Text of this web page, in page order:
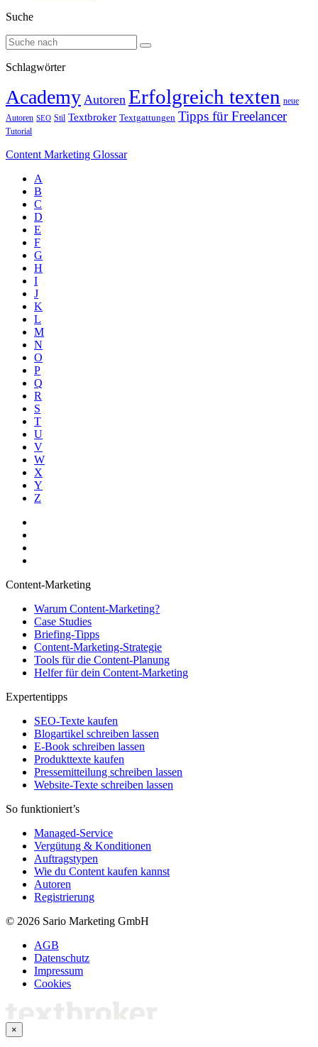
Suche
Schlagwörter
Academy Autoren Erfolgreich texten neue
Autoren SEO Stil Textbroker Textgattungen Tipps für Freelancer
Tutorial
Content Marketing Glossar
A
B
C
D
E
F
G
H
I
J
K
L
M
N
O
P
Q
R
S
T
U
V
W
X
Y
Z
Content-Marketing
Warum Content-Marketing?
Case Studies
Briefing-Tipps
Content-Marketing-Strategie
Tools für die Content-Planung
Helfer für dein Content-Marketing
Expertentipps
SEO-Texte kaufen
Blogartikel schreiben lassen
E-Book schreiben lassen
Produkttexte kaufen
Pressemitteilung schreiben lassen
Website-Texte schreiben lassen
So funktioniert’s
Managed-Service
Vergütung & Konditionen
Auftragstypen
Wie du Content kaufen kannst
Autoren
Registrierung
© 2026 Sario Marketing GmbH
AGB
Datenschutz
Impressum
Cookies
×